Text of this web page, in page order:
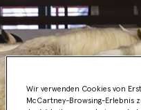
Year
Wir verwenden Cookies von
McCartney-Browsing-Erlebnis